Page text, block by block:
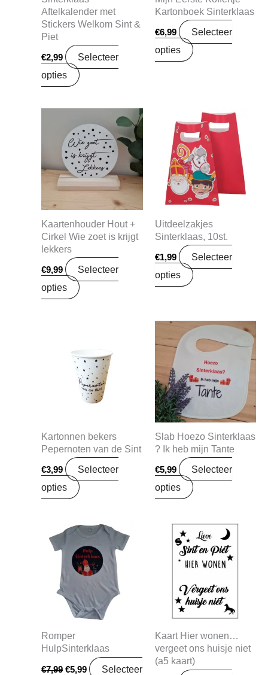
Aftelkalender met
Stickers Welkom Sint &
Piet
€2,99
Selecteer
opties
Kartonboek Sinterklaas
€6,99
Selecteer
opties
Kaartenhouder Hout +
Cirkel Wie zoet is krijgt
lekkers
€9,99
Selecteer
opties
Uitdeelzakjes
Sinterklaas, 10st.
€1,99
Selecteer
opties
Kartonnen bekers
Pepernoten van de Sint
€3,99
Selecteer
opties
Slab Hoezo Sinterklaas
? Ik heb mijn Tante
€5,99
Selecteer
opties
Romper
HulpSinterklaas
€7,99
Oorspronkelijke
was:
€7,99.
€5,99
Huidige
prijs
is:
€5,99.
Selecteer
Kaart Hier wonen…
vergeet ons huisje niet
(a5 kaart)